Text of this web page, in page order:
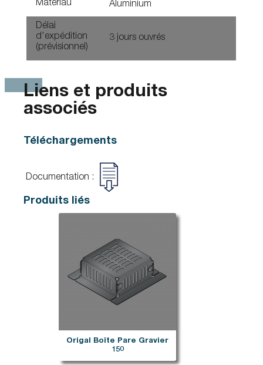
Matériau Aluminium
Délai
d'expédition
(prévisionnel)
3 jours ouvrés
Liens et produits
associés
Téléchargements
Documentation :
Produits liés
Origal Boîte Pare Gravier
150